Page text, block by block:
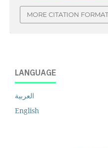
MORE CITATION
LANGUAGE
العربية
English